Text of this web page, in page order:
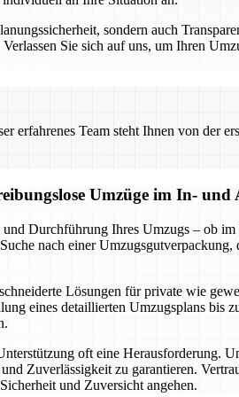
sondern auch
Sie sich auf uns, um Ihren
erfahrenes Team steht Ihnen von der
Umzüge im In- und
Durchführung Ihres Umzugs – ob
nach einer
Lösungen für private wie
eines detaillierten Umzugsplans
oft eine Herausforderung.
Zuverlässigkeit zu garantieren.
und Zuversicht angehen.